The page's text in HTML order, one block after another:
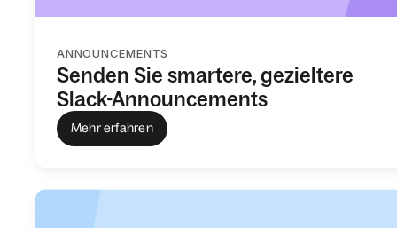
ANNOUNCEMENTS
Senden Sie smartere, gezieltere
Slack-Announcements
Mehr erfahren